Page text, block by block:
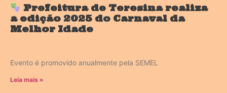
Prefeitura de Teresina realiza
a edição 2025 do Carnaval da
Melhor Idade
Evento é promovido anualmente pela SEMEL
Leia mais »